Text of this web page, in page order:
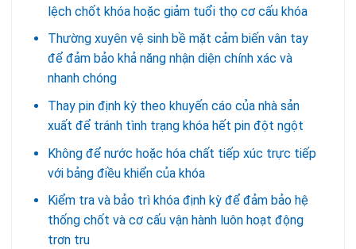
lệch chốt khóa hoặc giảm tuổi thọ cơ cấu khóa
Thường xuyên vệ sinh bề mặt cảm biến vân tay
để đảm bảo khả năng nhận diện chính xác và
nhanh chóng
Thay pin định kỳ theo khuyến cáo của nhà sản
xuất để tránh tình trạng khóa hết pin đột ngột
Không để nước hoặc hóa chất tiếp xúc trực tiếp
với bảng điều khiển của khóa
Kiểm tra và bảo trì khóa định kỳ để đảm bảo hệ
thống chốt và cơ cấu vận hành luôn hoạt động
trơn tru